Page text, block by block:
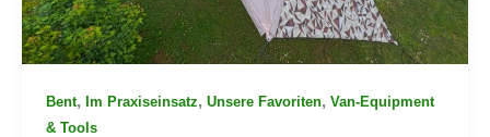
Bent, Im Praxiseinsatz, Unsere Favoriten, Van-Equipment
& Tools